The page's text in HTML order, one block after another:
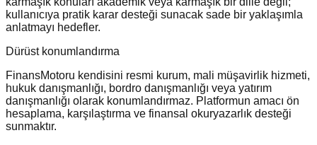
kullanıcıya pratik karar desteği sunacak sade bir yaklaşımla
anlatmayı hedefler.
Dürüst konumlandırma
FinansMotoru kendisini resmi kurum, mali müşavirlik hizmeti,
hukuk danışmanlığı, bordro danışmanlığı veya yatırım
danışmanlığı olarak konumlandırmaz. Platformun amacı ön
hesaplama, karşılaştırma ve finansal okuryazarlık desteği
sunmaktır.